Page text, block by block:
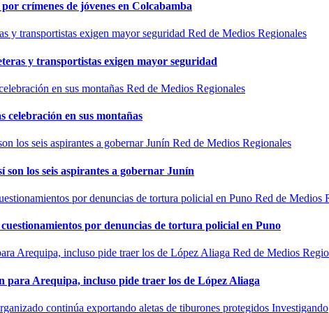
crímenes de jóvenes en Colcabamba
Red de Medios Regionales
y transportistas exigen mayor seguridad
Red de Medios Regionales
celebración en sus montañas
Red de Medios Regionales
los seis aspirantes a gobernar Junín
Red de Medios
por denuncias de tortura policial en Puno
Red de Medios
para Arequipa, incluso pide traer los de López Aliaga
Investigando